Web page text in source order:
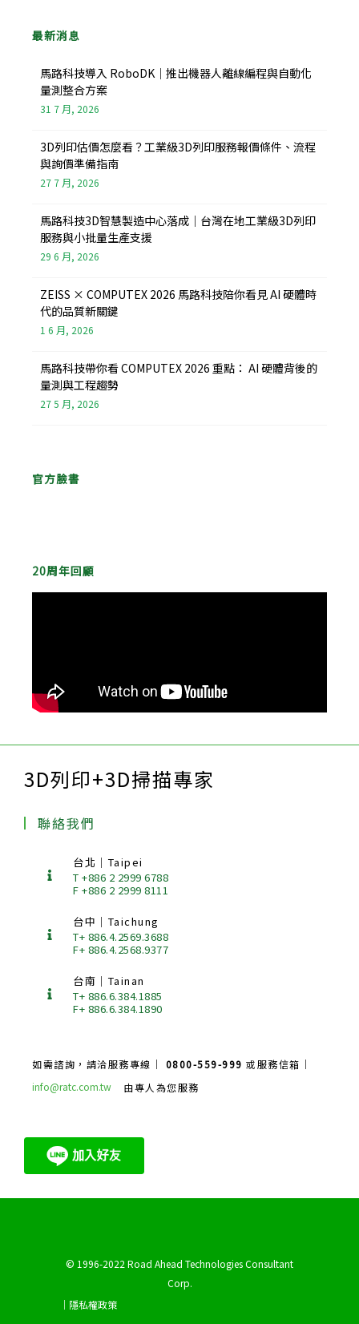
o
k
f
最新消息
馬路科技導入 RoboDK｜推出機器人離線編程與自動化
量測整合方案
31 7 月, 2026
3D列印估價怎麼看？工業級3D列印服務報價條件、流程
與詢價準備指南
27 7 月, 2026
馬路科技3D智慧製造中心落成｜台灣在地工業級3D列印
服務與小批量生產支援
29 6 月, 2026
ZEISS × COMPUTEX 2026 馬路科技陪你看見 AI 硬體時
代的品質新關鍵
1 6 月, 2026
馬路科技帶你看 COMPUTEX 2026 重點： AI 硬體背後的
量測與工程趨勢
27 5 月, 2026
官方臉書
20周年回顧
3D列印+3D掃描專家
聯絡我們
台北｜Taipei
T +886 2 2999 6788
F +886 2 2999 8111
台中｜Taichung
T+ 886.4.2569.3688
F+ 886.4.2568.9377
台南｜Tainan
T+ 886.6.384.1885
F+ 886.6.384.1890
如需諮詢，請洽服務專線｜ 0800-559-999 或服務信箱｜
info@ratc.com.tw
由專人為您服務
© 1996-2022 Road Ahead Technologies Consultant
Corp.
｜隱私權政策